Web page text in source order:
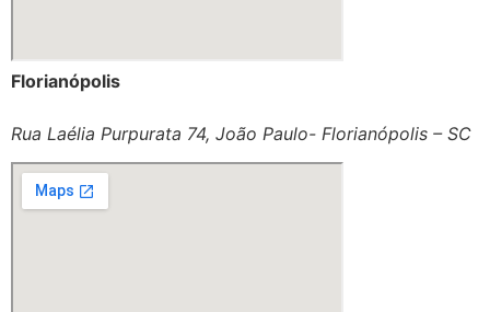
Florianópolis
Rua Laélia Purpurata 74, João Paulo- Florianópolis – SC